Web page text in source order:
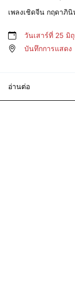
เพลงเชิดจีน กฤดาภิ
วันเสาร์ที่ 25 มิ
บันทึกการแสดง
อ่านต่อ